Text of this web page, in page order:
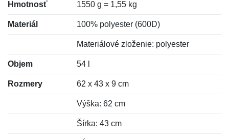
Hmotnosť 1550 g = 1,55 kg
Materiál 100% polyester (600D)
Materiálové zloženie: polyester
Objem 54 l
Rozmery 62 x 43 x 9 cm
Výška: 62 cm
Šírka: 43 cm